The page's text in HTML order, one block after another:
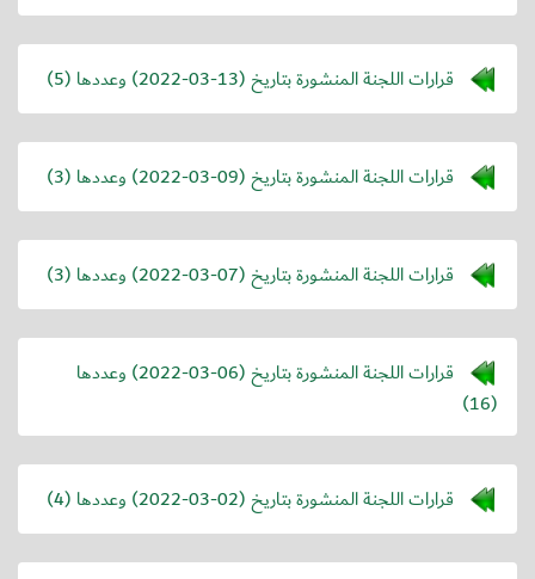
قرارات اللجنة المنشورة بتاريخ (2022-03-13) وعددها (5)
قرارات اللجنة المنشورة بتاريخ (2022-03-09) وعددها (3)
قرارات اللجنة المنشورة بتاريخ (2022-03-07) وعددها (3)
قرارات اللجنة المنشورة بتاريخ (2022-03-06) وعددها
(16)
قرارات اللجنة المنشورة بتاريخ (2022-03-02) وعددها (4)